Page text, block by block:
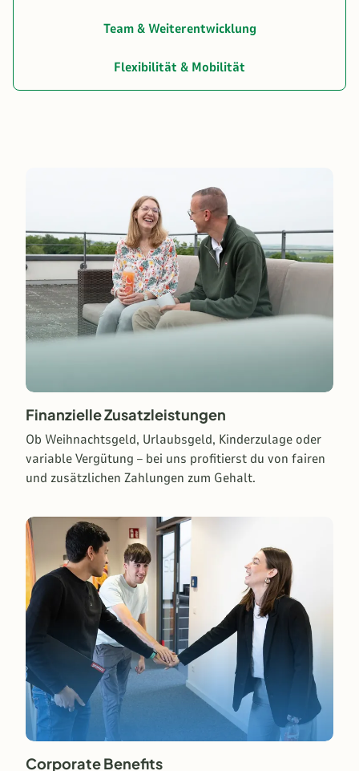
Team & Weiterentwicklung
Flexibilität & Mobilität
Finanzielle Zusatzleistungen
Ob Weihnachtsgeld, Urlaubsgeld, Kinderzulage oder
variable Vergütung – bei uns profitierst du von fairen
und zusätzlichen Zahlungen zum Gehalt.
Corporate Benefits